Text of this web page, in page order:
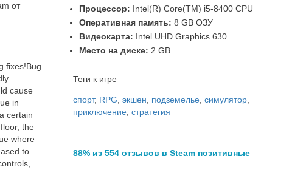
от
fixes!Bug
cause
in
certain
the
where
to
Процессор: Intel(R) Core(TM) i5-8400 CPU
Оперативная память: 8 GB ОЗУ
Видеокарта: Intel UHD Graphics 630
Место на диске: 2 GB
Теги к игре
спорт, RPG экшен подземелье, симулятор,
приключение, стратегия
88% из 554 отзывов в Steam позитивные